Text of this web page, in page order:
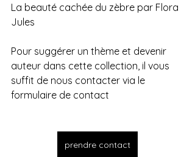
La beauté cachée du zèbre par Flora
Jules
Pour suggérer un thème et devenir
auteur dans cette collection, il vous
suffit de nous contacter via le
formulaire de contact
prendre contact